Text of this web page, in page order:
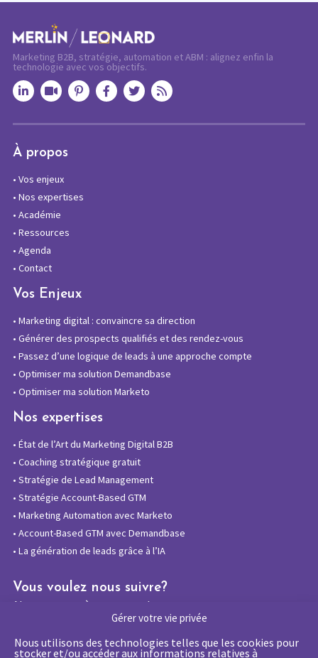
Gérer votre vie privée
Nous utilisons des technologies telles que les cookies pour
stocker et/ou accéder aux informations relatives à
Marketing B2B, stratégie, automation et ABM : alignez enfin la
technologie avec vos objectifs.
À propos
• Vos enjeux
• Nos expertises
• Académie
• Ressources
• Agenda
• Contact
Vos Enjeux
• Marketing digital : convaincre sa direction
• Générer des prospects qualifiés et des rendez-vous
• Passez d’une logique de leads à une approche compte
• Optimiser ma solution Demandbase
• Optimiser ma solution Marketo
Nos expertises
• État de l’Art du Marketing Digital B2B
• Coaching stratégique gratuit
• Stratégie de Lead Management
• Stratégie Account-Based GTM
• Marketing Automation avec Marketo
• Account-Based GTM avec Demandbase
• La génération de leads grâce à l’IA
Vous voulez nous suivre?
Abonnez-vous à notre newsletter